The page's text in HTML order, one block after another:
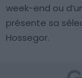
week-end ou
présente sa
Hossegor.